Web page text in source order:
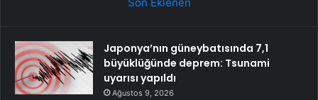
Japonya’nın güneybatısında 7,1
büyüklüğünde deprem: Tsunami
uyarısı yapıldı
Ağustos 9, 2026